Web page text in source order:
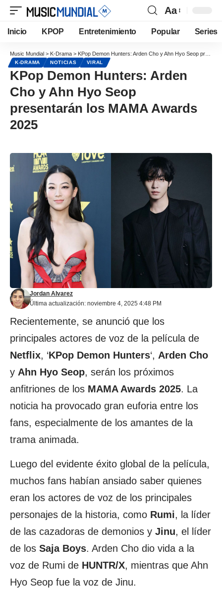
Aa
Inicio KPOP Entretenimiento Popular Series
Music Mundial > K-Drama > KPop Demon Hunters: Arden Cho y Ahn Hyo Seop presentarán los MAMA Awards 2025
K-DRAMA NOTICIAS VIRAL
KPop Demon Hunters: Arden
Cho y Ahn Hyo Seop
presentarán los MAMA Awards
2025
Última actualización: noviembre 4, 2025 4:48 PM
Jordan Alvarez
Recientemente, se anunció que los
principales actores de voz de la película de
Netflix, ‘KPop Demon Hunters‘, Arden Cho
y Ahn Hyo Seop, serán los próximos
anfitriones de los MAMA Awards 2025. La
noticia ha provocado gran euforia entre los
fans, especialmente de los amantes de la
trama animada.
Luego del evidente éxito global de la película,
muchos fans habían ansiado saber quienes
eran los actores de voz de los principales
personajes de la historia, como Rumi, la líder
de las cazadoras de demonios y Jinu, el líder
de los Saja Boys. Arden Cho dio vida a la
voz de Rumi de HUNTR/X, mientras que Ahn
Hyo Seop fue la voz de Jinu.